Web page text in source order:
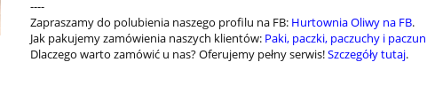
----
Zapraszamy do polubienia naszego profilu na FB: Hurtownia Oliwy na FB.
Jak pakujemy zamówienia naszych klientów: Paki, paczki, paczuchy i
Dlaczego warto zamówić u nas? Oferujemy pełny serwis!Szczegóły tutaj.